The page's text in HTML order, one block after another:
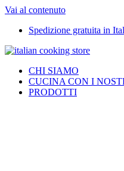
Vai al contenuto
Spedizione gratuita in
CHI SIAMO
CUCINA CON I
PRODOTTI